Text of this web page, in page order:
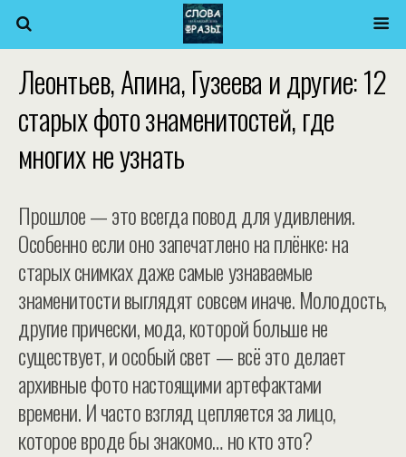
Леонтьев, Апина, Гузеева и другие: 12
старых фото знаменитостей, где
многих не узнать
Прошлое — это всегда повод для удивления.
Особенно если оно запечатлено на плёнке: на
старых снимках даже самые узнаваемые
знаменитости выглядят совсем иначе. Молодость,
другие прически, мода, которой больше не
существует, и особый свет — всё это делает
архивные фото настоящими артефактами
времени. И часто взгляд цепляется за лицо,
которое вроде бы знакомо… но кто это?